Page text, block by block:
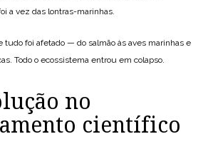
a vez das lontras-marinhas.
tudo foi afetado — do salmão às aves marinhas e
Todo o ecossistema entrou em colapso.
no
científico